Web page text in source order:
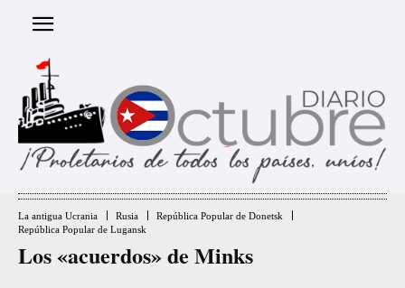
La antigua Ucrania Rusia
República Popular de Donetsk
República Popular de Lugansk
Los «acuerdos» de Minks